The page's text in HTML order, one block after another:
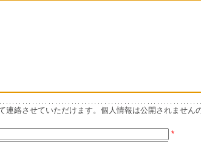
連絡させていただけます。個人情報は公開されません
*